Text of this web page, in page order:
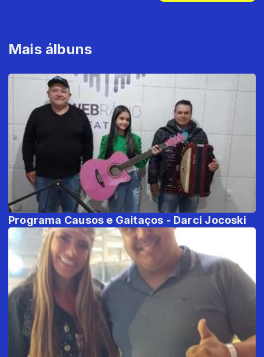
Mais álbuns
Programa Causos e Gaitaços - Darci Jocoski